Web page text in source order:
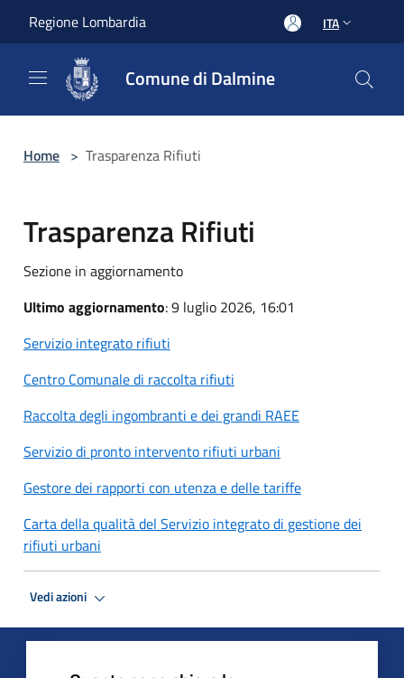
Regione Lombardia ITA
Comune di Dalmine
Home > Trasparenza Rifiuti
Trasparenza Rifiuti
Sezione in aggiornamento
Ultimo aggiornamento: 9 luglio 2026, 16:01
Servizio integrato rifiuti
Centro Comunale di raccolta rifiuti
Raccolta degli ingombranti e dei grandi RAEE
Servizio di pronto intervento rifiuti urbani
Gestore dei rapporti con utenza e delle tariffe
Carta della qualità del Servizio integrato di gestione dei
rifiuti urbani
Vedi azioni